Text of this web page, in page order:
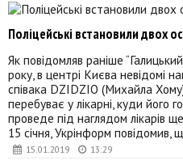
15.01.2019 13:29
Поліцейські встановили двох
Як повідомляв раніше
року, в центрі Києва невідомі
співака DZIDZIO (Михайла
перебуває у лікарні, куди його
проведе під наглядом лікарів
15 січня, Укрінформ повідомив,